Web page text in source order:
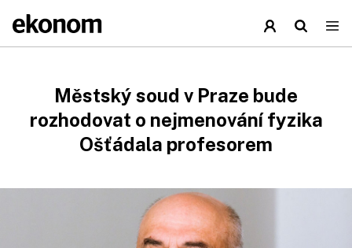
Městský soud v Praze bude
rozhodovat o nejmenování fyzika
Ošťádala profesorem